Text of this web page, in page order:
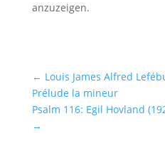
anzuzeigen.
← Louis James Alfred
Prélude la mineur
Psalm 116: Egil Hovland
→